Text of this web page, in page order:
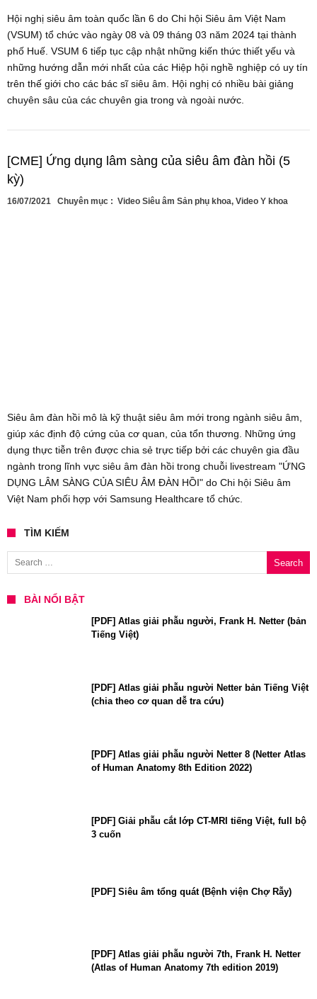
Hội nghị siêu âm toàn quốc lần 6 do Chi hội Siêu âm Việt Nam
(VSUM) tổ chức vào ngày 08 và 09 tháng 03 năm 2024 tại thành
phố Huế. VSUM 6 tiếp tục cập nhật những kiến thức thiết yếu và
những hướng dẫn mới nhất của các Hiệp hội nghề nghiệp có uy tín
trên thế giới cho các bác sĩ siêu âm. Hội nghị có nhiều bài giảng
chuyên sâu của các chuyên gia trong và ngoài nước.
[CME] Ứng dụng lâm sàng của siêu âm đàn hồi (5
kỳ)
16/07/2021 Chuyên mục : Video Siêu âm Sản phụ khoa, Video Y khoa
Siêu âm đàn hồi mô là kỹ thuật siêu âm mới trong ngành siêu âm,
giúp xác định độ cứng của cơ quan, của tổn thương. Những ứng
dụng thực tiễn trên được chia sẻ trực tiếp bởi các chuyên gia đầu
ngành trong lĩnh vực siêu âm đàn hồi trong chuỗi livestream "ỨNG
DỤNG LÂM SÀNG CỦA SIÊU ÂM ĐÀN HỒI" do Chi hội Siêu âm
Việt Nam phối hợp với Samsung Healthcare tổ chức.
TÌM KIẾM
Search for:
BÀI NỔI BẬT
[PDF] Atlas giải phẫu người, Frank H. Netter (bản
Tiếng Việt)
[PDF] Atlas giải phẫu người Netter bản Tiếng Việt
(chia theo cơ quan dễ tra cứu)
[PDF] Atlas giải phẫu người Netter 8 (Netter Atlas
of Human Anatomy 8th Edition 2022)
[PDF] Giải phẫu cắt lớp CT-MRI tiếng Việt, full bộ
3 cuốn
[PDF] Siêu âm tổng quát (Bệnh viện Chợ Rẫy)
[PDF] Atlas giải phẫu người 7th, Frank H. Netter
(Atlas of Human Anatomy 7th edition 2019)